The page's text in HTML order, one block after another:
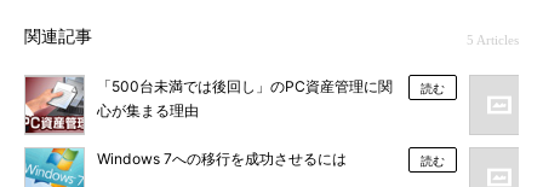
関連記事 5 Articles
「500台未満では後回し」のPC資産管理に関
心が集まる理由
読む
Windows 7への移行を成功させるには 読む